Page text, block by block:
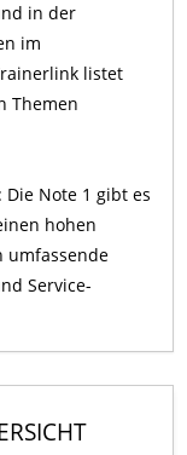
in der
im
listet
Themen
Note 1 gibt es
hohen
umfassende
Service-